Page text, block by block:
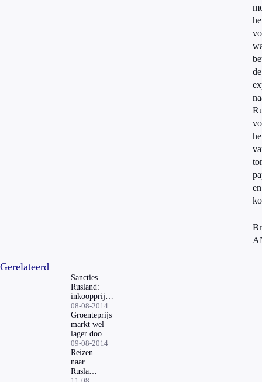
de
en
Gerelateerd
Sancties
Rusland:
inkoopprijzen
groente
omlaag
08-08-2014
Groenteprijs
markt wel
lager door
boycot
09-08-2014
Reizen
naar
Rusland